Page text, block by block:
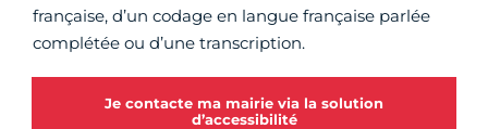
française, d’un codage en langue française parlée
complétée ou d’une transcription.
Je contacte ma mairie via la solution
d’accessibilité